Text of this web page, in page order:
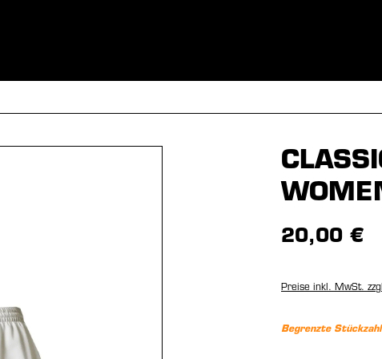
20,00 €
Preise inkl. MwSt.
Begrenzte Stückzahl